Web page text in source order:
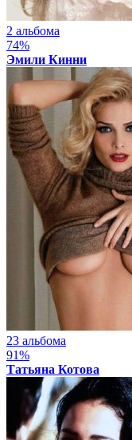
2 альбома
74%
Эмили Кинни
23 альбома
91%
Татьяна Котова